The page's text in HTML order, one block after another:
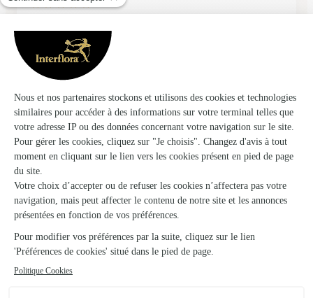
★ ★ ★ ★ ★
Bouquet conforme à la description et à la photo
08/02/2026
★ ★ ★
Magnifique bouquet avec un Mimosa…
Magnifique bouquet avec un Mimosa Somptueux qui a ravi
pour la fête des grand-mères. De plus le livreur a été
charmant avec celle-ci
05/03/2026
★ ★